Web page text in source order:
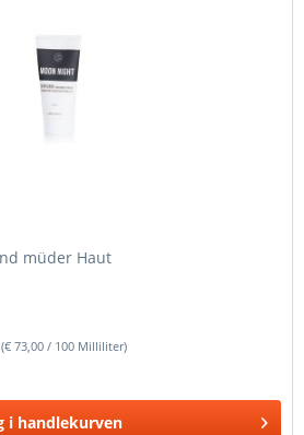
müder Haut
(€ 73,00 / 100 Milliliter)
i handlekurven